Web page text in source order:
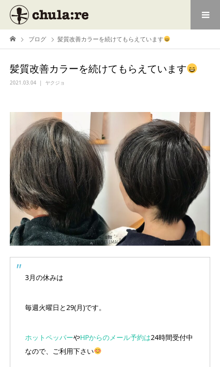
ブログ 髪質改善カラーを続けてもらえています
髪質改善カラーを続けてもらえています
2021.03.04 ヤクジョ
3月の休みは
毎週火曜日と29(月)です。
ホットペッパーやHPからのメール予約は24時間受付中
なので、ご利用下さい